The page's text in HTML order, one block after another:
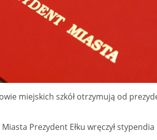
miejskich szkół otrzymują od
Prezydent Ełku wręczył